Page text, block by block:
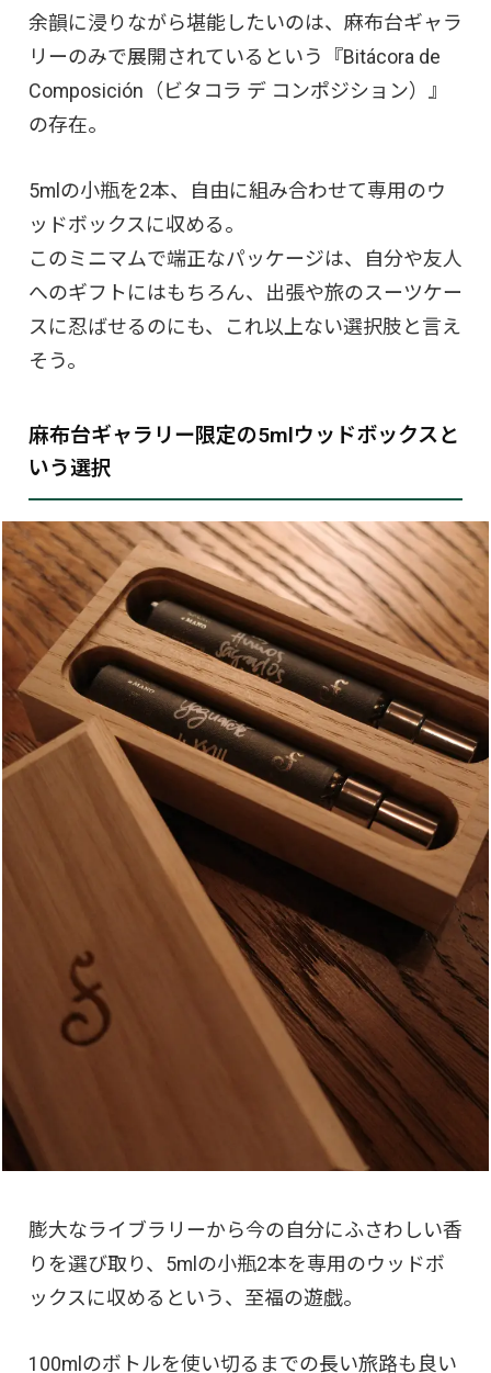
余韻に浸りながら堪能したいのは、麻布台ギャラ
リーのみで展開されているという『Bitácora de
Composición（ビタコラ デ コンポジション）』
の存在。
5mlの小瓶を2本、自由に組み合わせて専用のウ
ッドボックスに収める。
このミニマムで端正なパッケージは、自分や友人
へのギフトにはもちろん、出張や旅のスーツケー
スに忍ばせるのにも、これ以上ない選択肢と言え
そう。
麻布台ギャラリー限定の5mlウッドボックスと
いう選択
膨大なライブラリーから今の自分にふさわしい香
りを選び取り、5mlの小瓶2本を専用のウッドボ
ックスに収めるという、至福の遊戯。
100mlのボトルを使い切るまでの長い旅路も良い